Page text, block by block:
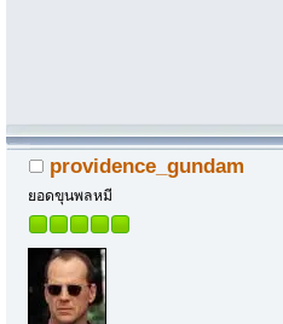
providence_gundam
ยอดขุนพลหมี